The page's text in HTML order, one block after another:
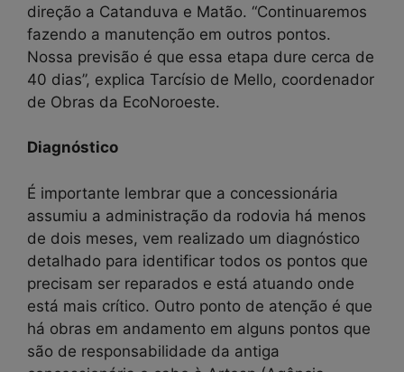
direção a Catanduva e Matão. “Continuaremos
fazendo a manutenção em outros pontos.
Nossa previsão é que essa etapa dure cerca de
40 dias”, explica Tarcísio de Mello, coordenador
de Obras da EcoNoroeste.
Diagnóstico
É importante lembrar que a concessionária
assumiu a administração da rodovia há menos
de dois meses, vem realizado um diagnóstico
detalhado para identificar todos os pontos que
precisam ser reparados e está atuando onde
está mais crítico. Outro ponto de atenção é que
há obras em andamento em alguns pontos que
são de responsabilidade da antiga